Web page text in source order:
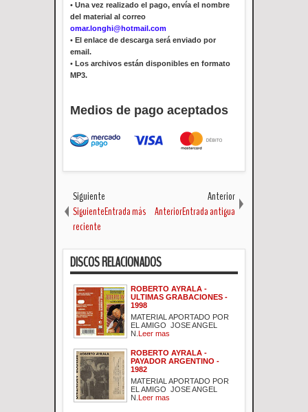
• Una vez realizado el pago, envía el nombre
del material al correo
omar.longhi@hotmail.com
• El enlace de descarga será enviado por
email.
• Los archivos están disponibles en formato
MP3.
Medios de pago aceptados
Siguiente
SiguienteEntrada más
reciente
Anterior
AnteriorEntrada antigua
DISCOS RELACIONADOS
ROBERTO AYRALA -
ULTIMAS GRABACIONES -
1998
MATERIAL APORTADO POR
EL AMIGO JOSE ANGEL
N.
Leer mas
ROBERTO AYRALA -
PAYADOR ARGENTINO -
1982
MATERIAL APORTADO POR
EL AMIGO JOSE ANGEL
N.
Leer mas